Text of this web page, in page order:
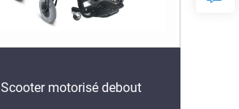
Scooter motorisé debout